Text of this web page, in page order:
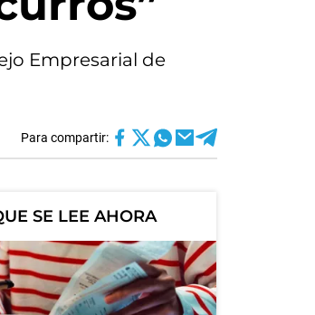
Empresarial de
Para compartir:
SE LEE AHORA